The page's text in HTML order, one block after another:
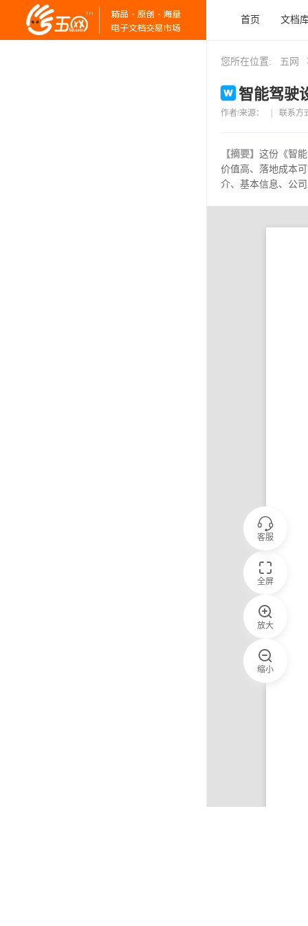
首页 文档
您所在位置: 五网
智能驾驶
作者/来源： 联系方
【摘要】 这份《智
价值高、落地成本
介、基本信息、公
客服
全屏
放大
缩小